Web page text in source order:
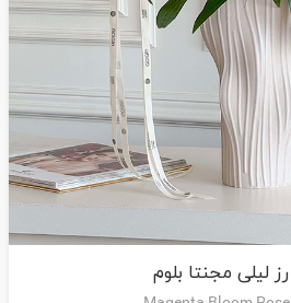
لیلی مجنتا بلوم